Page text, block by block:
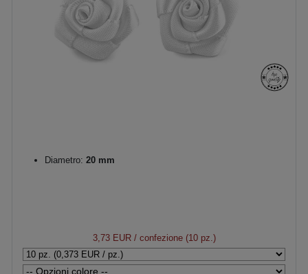
Diametro: 20 mm
3,73 EUR/ confezione (10 pz.)